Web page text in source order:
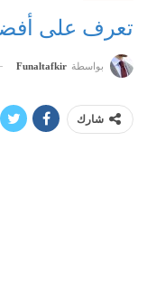
تعرف على
بواسطة Funaltafkir
شارك